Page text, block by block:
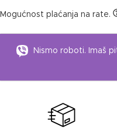
Mogućnost plaćanja na rate.
Nismo roboti. Imaš